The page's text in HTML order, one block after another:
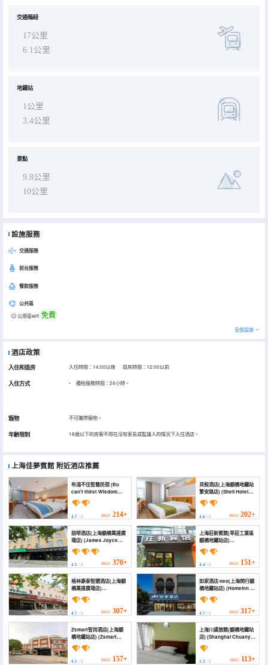
交通樞紐
17公里
6.1公里
地鐵站
1公里
3.4公里
景點
9.8公里
10公里
設施服務
交通服務
前台服務
餐飲服務
公共區
公用區wifi 免費
全部設施
酒店政策
入住和退房 入住時間：14:00以後 退房時間：12:00以前
入住方式 櫃枱服務時間：24小時。
寵物 不可攜帶寵物。
年齡限制 18歲以下的房客不得在沒有家長或監護人的情況下入住酒店。
上海佳夢賓館 附近酒店推薦
布渴不住智慧民宿 (Bu
can't thirst Wisdom
Hotel)
4.7 / 5 HKD 214+
貝殼酒店(上海顓橋地鐵站
繁安路店) (Shell Hotel
(Shanghai Zhuanqiao
Subway Station Fanan
4.6/ 5 HKD 202+
喆啡酒店(上海顓橋萬達廣
場店) (James Joyce
Coffetel (Shanghai
Zhuanqiao Wanda
Plaza))
4.5 / 5 HKD 370+
上海莊新賓館(莘莊工業區
顓橋地鐵站店)
(Zhuangxin Holiday
Hostel)
4.4/ 5 HKD 151+
格林豪泰智選酒店(上海顓
橋萬達廣場店)
(GreenTree Inn Express
(Shanghai Zhuanqiao
Wanda Plaza))
4.7 / 5 HKD 307+
如家酒店·neo(上海閔行顓
橋地鐵站店) (Homeinn ·
neo (Shanghai Minhang
Zhuanqiao Subway
4.7/ 5 HKD 317+
Zsmart智尚酒店(上海顓
橋地鐵站店) (Zsmart
Hotel (Zhuanqiao Metro
Station))
4.1 / 5 HKD 157+
上海川虞旅館(顓橋地鐵站
店) (Shanghai Chuanyu
Inn (Zhuanqiao Subway
Station))
1.2/ 5 HKD 113+